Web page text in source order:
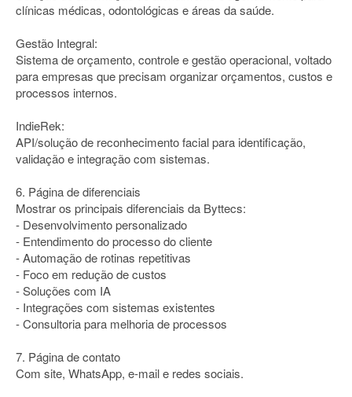
clínicas médicas, odontológicas e áreas da saúde.
Gestão Integral:
Sistema de orçamento, controle e gestão operacional, voltado
para empresas que precisam organizar orçamentos, custos e
processos internos.
IndieRek:
API/solução de reconhecimento facial para identificação,
validação e integração com sistemas.
6. Página de diferenciais
Mostrar os principais diferenciais da Byttecs:
- Desenvolvimento personalizado
- Entendimento do processo do cliente
- Automação de rotinas repetitivas
- Foco em redução de custos
- Soluções com IA
- Integrações com sistemas existentes
- Consultoria para melhoria de processos
7. Página de contato
Com site, WhatsApp, e-mail e redes sociais.